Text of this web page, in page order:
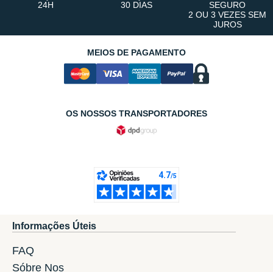
24H
30 DIAS
SEGURO
2 OU 3 VEZES SEM
JUROS
MEIOS DE PAGAMENTO
OS NOSSOS TRANSPORTADORES
Informações Úteis
FAQ
Sóbre Nos